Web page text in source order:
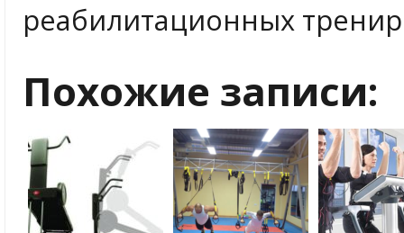
реабилитационных
Похожие записи: